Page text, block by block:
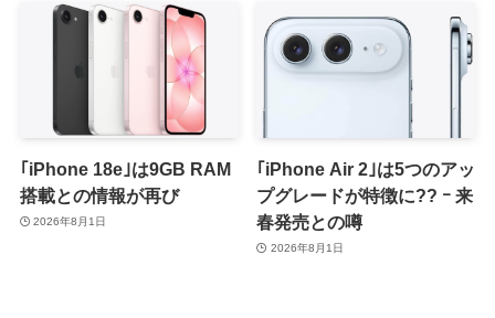
｢iPhone 18e｣は9GB RAM
搭載との情報が再び
2026年8月1日
｢iPhone Air 2｣は5つのアッ
プグレードが特徴に?? ｰ 来
春発売との噂
2026年8月1日